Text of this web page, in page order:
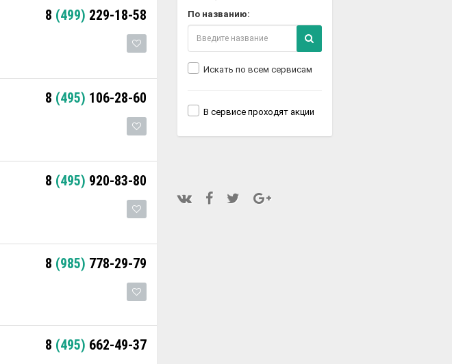
8 (499) 229-18-58
8 (495) 106-28-60
8 (495) 920-83-80
8 (985) 778-29-79
8 (495) 662-49-37
По названию:
Искать по всем сервисам
В сервисе проходят акции